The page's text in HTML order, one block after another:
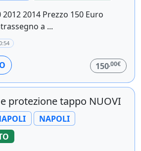
2014 Prezzo 150 Euro
a ...
150,00€
protezione tappo NUOVI
NAPOLI